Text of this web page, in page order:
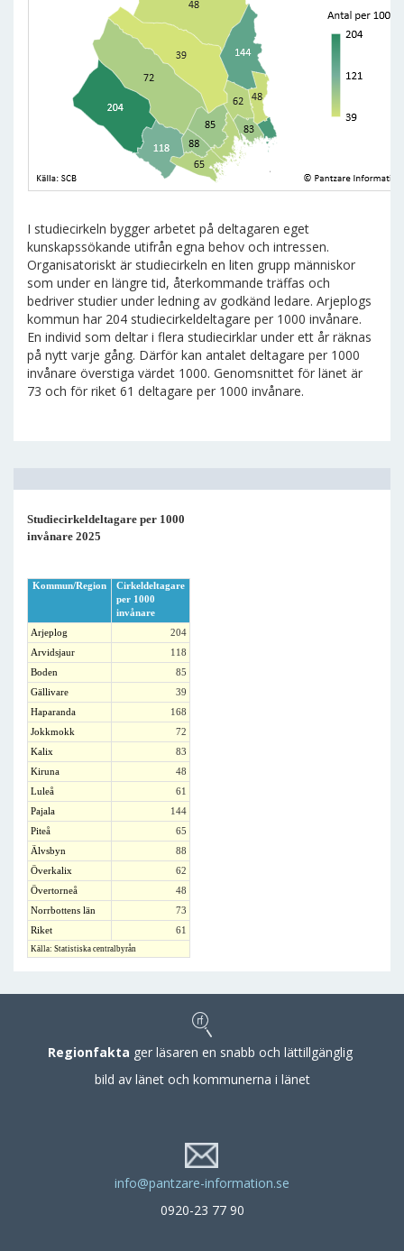
I studiecirkeln bygger arbetet på deltagaren eget
kunskapssökande utifrån egna behov och intressen.
Organisatoriskt är studiecirkeln en liten grupp människor
som under en längre tid, återkommande träffas och
bedriver studier under ledning av godkänd ledare. Arjeplogs
kommun har 204 studiecirkeldeltagare per 1000 invånare.
En individ som deltar i flera studiecirklar under ett år räknas
på nytt varje gång. Därför kan antalet deltagare per 1000
invånare överstiga värdet 1000. Genomsnittet för länet är
73 och för riket 61 deltagare per 1000 invånare.
Studiecirkeldeltagare per 1000
invånare 2025
Kommun/Region
Cirkeldeltagare
per 1000
invånare
Arjeplog
204
Arvidsjaur
118
Boden
85
Gällivare
39
Haparanda
168
Jokkmokk
72
Kalix
83
Kiruna
48
Luleå
61
Pajala
144
Piteå
65
Älvsbyn
88
Överkalix
62
Övertorneå
48
Norrbottens län
73
Riket
61
Källa: Statistiska centralbyrån
Regionfakta ger läsaren en snabb och lättillgänglig
bild av länet och kommunerna i länet
info@pantzare-information.se
0920-23 77 90